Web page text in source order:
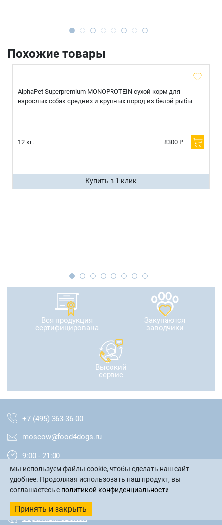
Похожие товары
AlphaPet Superpremium MONOPROTEIN сухой корм для
взрослых собак средних и крупных пород из белой рыбы
12 кг. 8300 ₽
Купить в 1 клик
Вся продукция
сертифицирована
Закупаются
заводчики
Высокий
сервис
+7 (495) 363-36-00
moscow@food4dogs.ru
9:00 - 21:00
Москва и МО
обратный звонок
Мы используем файлы cookie, чтобы сделать наш сайт
удобнее. Продолжая использовать наш продукт, вы
соглашаетесь с политикой конфиденциальности
Принять и закрыть